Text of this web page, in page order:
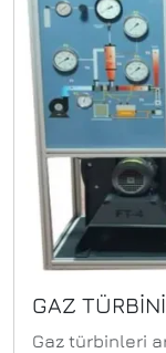
değişikliği
gerçekleşir.
kontrollü bir
sıcaklığı
ölçülür. Kapalı
GAZ
Gaz türbinleri